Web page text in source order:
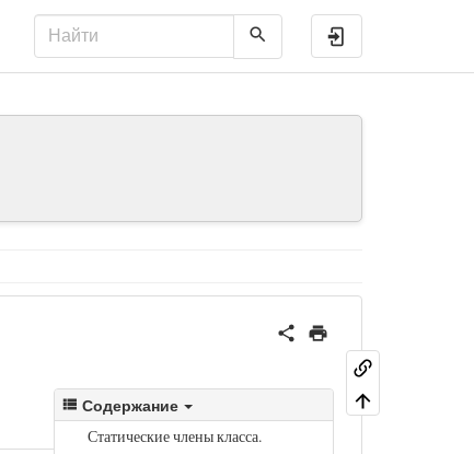
Содержание
Статические члены класса.